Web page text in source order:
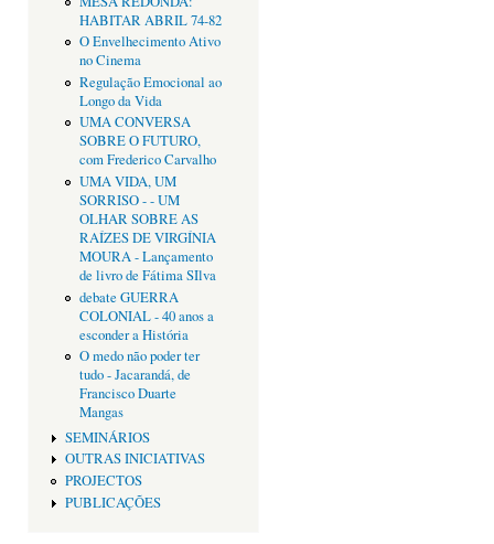
HABITAR ABRIL 74-82
O Envelhecimento Ativo
no Cinema
Regulação Emocional ao
Longo da Vida
UMA CONVERSA
SOBRE O FUTURO,
com Frederico Carvalho
UMA VIDA, UM
SORRISO - - UM
OLHAR SOBRE AS
RAÍZES DE VIRGÍNIA
MOURA - Lançamento
de livro de Fátima SIlva
debate GUERRA
COLONIAL - 40 anos a
esconder a História
O medo não poder ter
tudo - Jacarandá, de
Francisco Duarte
Mangas
SEMINÁRIOS
OUTRAS INICIATIVAS
PROJECTOS
PUBLICAÇÕES